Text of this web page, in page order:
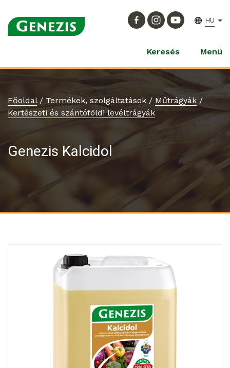
HU
Keresés Menü
Főoldal/ Termékek, szolgáltatások / Műtrágyák/
Kertészeti és szántóföldi levéltrágyák
Genezis Kalcidol